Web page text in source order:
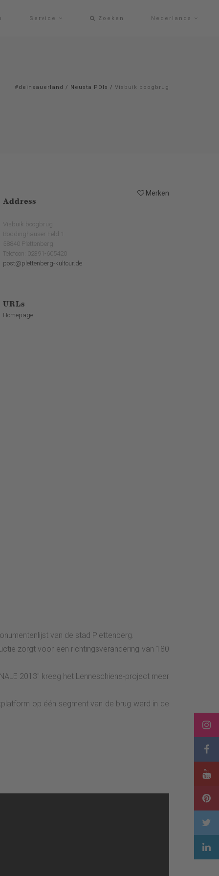
Service Zoeken Nederlands
#deinsauerland / Neusta POIs / Visbuik boogbrug
Merken
Address
Visbuik boogbrug
Böddinghauser Feld 1
58840 Plettenberg
Telefoon: 02391-605420
post@plettenberg-kultour.de
URLs
Homepage
van de stad Plettenberg.
zorgt voor een richtingsverandering van 180
2013" kreeg het Lenneschiene-project meer
op één segment van de brug werd in de